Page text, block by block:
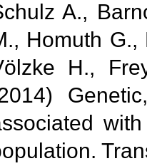
A.,
Homuth
H.,